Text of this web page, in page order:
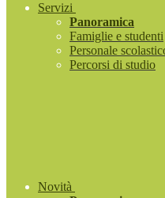
Servizi
Panoramica
Famiglie e studenti
Personale
Percorsi di studio
Novità